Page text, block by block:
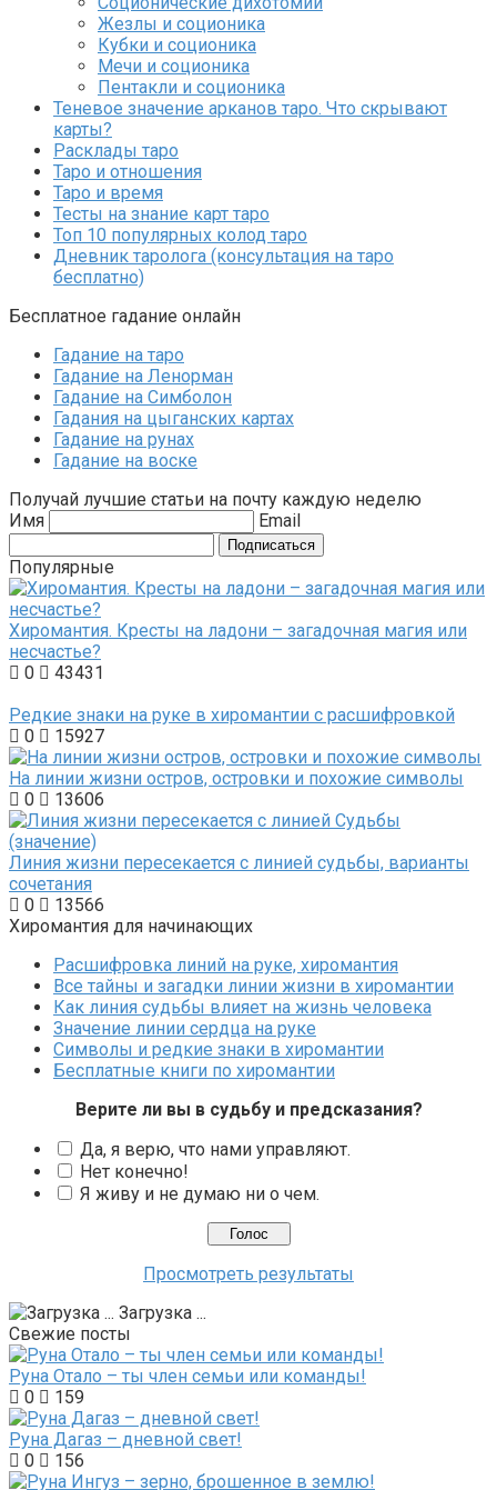
Жезлы и соционика
Кубки и соционика
Мечи и соционика
Пентакли и соционика
Теневое значение арканов таро. Что скрывают
карты?
Расклады таро
Таро и отношения
Таро и время
Тесты на знание карт таро
Топ 10 популярных колод таро
Дневник таролога (консультация на таро
бесплатно)
Бесплатное гадание онлайн
Гадание на таро
Гадание на Ленорман
Гадание на Симболон
Гадания на цыганских картах
Гадание на рунах
Гадание на воске
Получай лучшие статьи на почту каждую неделю
Имя
Email
Подписаться
Популярные
Хиромантия. Кресты на ладони – загадочная магия или
несчастье?
0
43431
Редкие знаки на руке в хиромантии с расшифровкой
0
15927
На линии жизни остров, островки и похожие символы
0
13606
Линия жизни пересекается с линией судьбы, варианты
сочетания
0
13566
Хиромантия для начинающих
Расшифровка линий на руке, хиромантия
Все тайны и загадки линии жизни в хиромантии
Как линия судьбы влияет на жизнь человека
Значение линии сердца на руке
Символы и редкие знаки в хиромантии
Бесплатные книги по хиромантии
Верите ли вы в судьбу и предсказания?
Да, я верю, что нами управляют.
Нет конечно!
Я живу и не думаю ни о чем.
Просмотреть результаты
Загрузка ...
Свежие посты
Руна Отало – ты член семьи или команды!
0
159
Руна Дагаз – дневной свет!
0
156